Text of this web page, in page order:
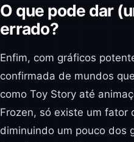
O que pode dar
errado?
Enfim, com gráficos
confirmada de mundos
como Toy Story até
Frozen, só existe um fator
diminuindo um pouco dos